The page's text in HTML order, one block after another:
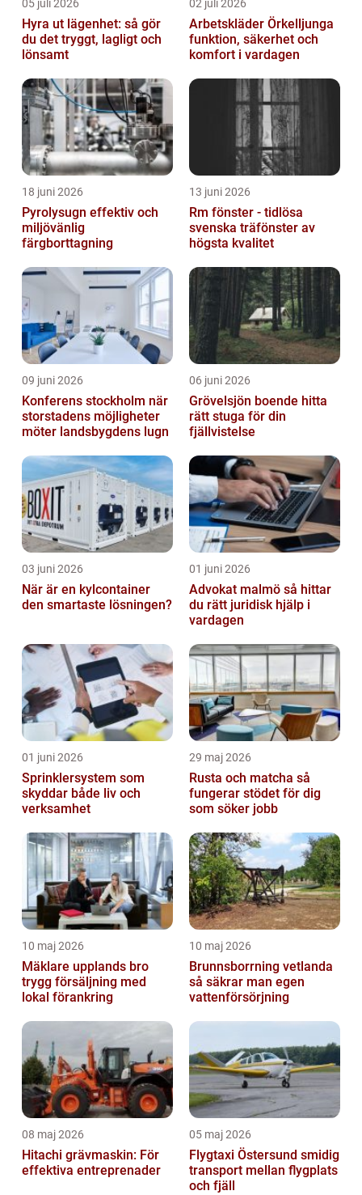
05 juli 2026
Hyra ut lägenhet: så gör
du det tryggt, lagligt och
lönsamt
02 juli 2026
Arbetskläder Örkelljunga
funktion, säkerhet och
komfort i vardagen
18 juni 2026
Pyrolysugn effektiv och
miljövänlig
färgborttagning
13 juni 2026
Rm fönster - tidlösa
svenska träfönster av
högsta kvalitet
09 juni 2026
Konferens stockholm när
storstadens möjligheter
möter landsbygdens lugn
06 juni 2026
Grövelsjön boende hitta
rätt stuga för din
fjällvistelse
03 juni 2026
När är en kylcontainer
den smartaste lösningen?
01 juni 2026
Advokat malmö så hittar
du rätt juridisk hjälp i
vardagen
01 juni 2026
Sprinklersystem som
skyddar både liv och
verksamhet
29 maj 2026
Rusta och matcha så
fungerar stödet för dig
som söker jobb
10 maj 2026
Mäklare upplands bro
trygg försäljning med
lokal förankring
10 maj 2026
Brunnsborrning vetlanda
så säkrar man egen
vattenförsörjning
08 maj 2026
Hitachi grävmaskin: För
effektiva entreprenader
05 maj 2026
Flygtaxi Östersund smidig
transport mellan flygplats
och fjäll